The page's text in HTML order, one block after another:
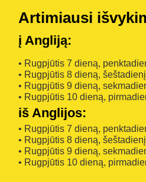
Artimiausi
į Angliją:
• Rugpjūtis 7 dieną,
• Rugpjūtis 8 dieną,
• Rugpjūtis 9 dieną,
• Rugpjūtis 10 dieną,
iš Anglijos:
• Rugpjūtis 7 dieną,
• Rugpjūtis 8 dieną,
• Rugpjūtis 9 dieną,
• Rugpjūtis 10 dieną,